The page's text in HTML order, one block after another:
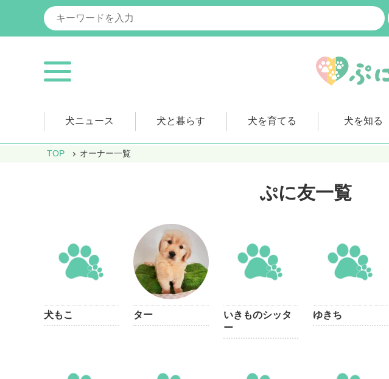
犬ニュース 犬と暮らす 犬を育てる 犬を知る
TOP オーナー一覧
ぷに友一覧
犬もこ ター
いきものシッタ
ー
ゆきち